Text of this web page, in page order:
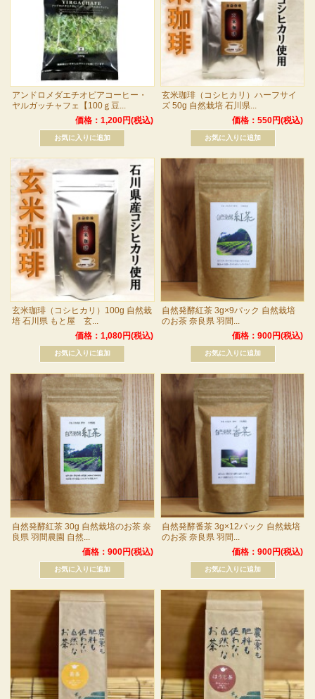
アンドロメダエチオピアコーヒー・
ヤルガッチャフェ【100ｇ豆...
価格：1,200円(税込)
玄米珈琲（コシヒカリ）ハーフサイ
ズ 50g 自然栽培 石川県...
価格：550円(税込)
玄米珈琲（コシヒカリ）100g 自然栽
培 石川県 もと屋 玄...
価格：1,080円(税込)
自然発酵紅茶 3g×9パック 自然栽培
のお茶 奈良県 羽間...
価格：900円(税込)
自然発酵紅茶 30g 自然栽培のお茶 奈
良県 羽間農園 自然...
価格：900円(税込)
自然発酵番茶 3g×12パック 自然栽培
のお茶 奈良県 羽間...
価格：900円(税込)